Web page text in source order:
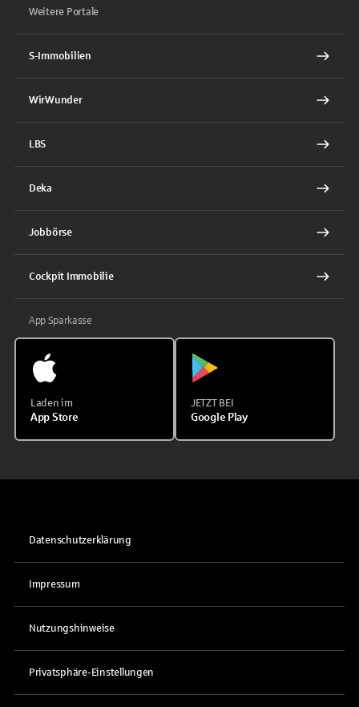
Weitere Portale
S-Immobilien
WirWunder
LBS
Deka
Jobbörse
Cockpit Immobilie
App Sparkasse
Laden im
App Store
JETZT BEI
Google Play
Datenschutzerklärung
Impressum
Nutzungshinweise
Privatsphäre-Einstellungen